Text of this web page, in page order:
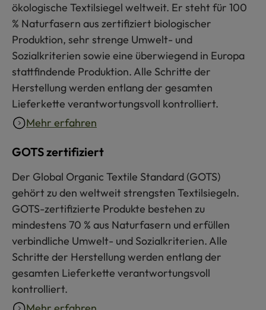
ökologische Textilsiegel weltweit. Er steht für 100
% Naturfasern aus zertifiziert biologischer
Produktion, sehr strenge Umwelt- und
Sozialkriterien sowie eine überwiegend in Europa
stattfindende Produktion. Alle Schritte der
Herstellung werden entlang der gesamten
Lieferkette verantwortungsvoll kontrolliert.
Mehr erfahren
GOTS zertifiziert
Der Global Organic Textile Standard (GOTS)
gehört zu den weltweit strengsten Textilsiegeln.
GOTS-zertifizierte Produkte bestehen zu
mindestens 70 % aus Naturfasern und erfüllen
verbindliche Umwelt- und Sozialkriterien. Alle
Schritte der Herstellung werden entlang der
gesamten Lieferkette verantwortungsvoll
kontrolliert.